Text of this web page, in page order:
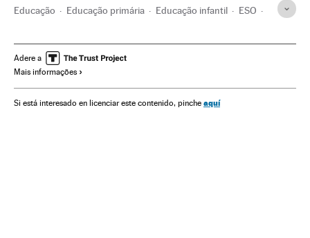
Educação Educação primária Educação infantil ESO
Coronavirus Desconfinamiento
Doenças respiratórias Pandemia Aislamiento población
Adere a
Mais informações
Si está interesado en licenciar este contenido, pinche aquí